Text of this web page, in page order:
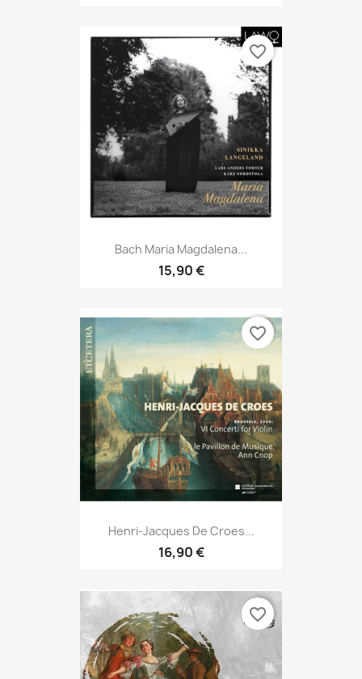
Bach Maria Magdalena...
15,90 €
favorite_border
Henri-Jacques De Croes...
16,90 €
favorite_border
favorite_border